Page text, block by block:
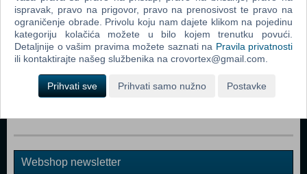
Zlatne Žice Slavonije Požega 2009.: Večer Tamburaške
Pjesme
Slavonski Dukati: Šokac
Zlatne Žice Slavonije Požega 2009.: Večer Pjesme I Vina
Halid Bešlić: Halid Bešlić 08
Webshop newsletter
ispravak, pravo na prigovor, pravo na prenosivost te pravo na
ograničenje obrade. Privolu koju nam dajete klikom na pojedinu
kategoriju kolačića možete u bilo kojem trenutku povući.
Detaljnije o vašim pravima možete saznati na Pravila privatnosti
ili kontaktirajte našeg službenika na crovortex@gmail.com.
Prihvati sve Prihvati samo nužno Postavke